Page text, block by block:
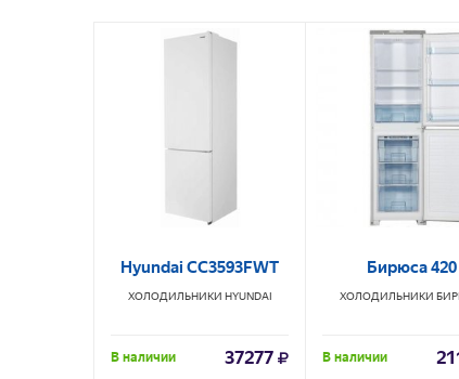
Hyundai CC3593FWT
ХОЛОДИЛЬНИКИ HYUNDAI
В наличии 37277
Бирюса 420
ХОЛОДИЛЬНИКИ
В наличии